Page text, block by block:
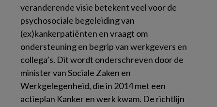
veranderende visie betekent veel voor de
psychosociale begeleiding van
(ex)kankerpatiënten en vraagt om
ondersteuning en begrip van werkgevers en
collega’s. Dit wordt onderschreven door de
minister van Sociale Zaken en
Werkgelegenheid, die in 2014 met een
actieplan Kanker en werkkwam. De richtlijn